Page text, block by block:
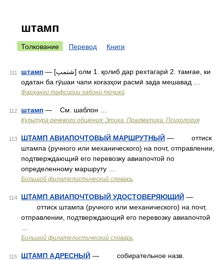
штамп
Толкование Перевод Книги
111 штамп — [شتمپ] олм 1. қолиб дар рехтагарӣ 2. тамғае, ки
одатан ба гӯшаи чапи коғазҳои расмӣ зада мешавад …
Фарҳанги тафсирии забони тоҷикӣ
112 штамп — См. шаблон …
Культура речевого общения: Этика. Прагматика. Психология
113 ШТАМП АВИАПОЧТОВЫЙ МАРШРУТНЫЙ — оттиск
штампа (ручного или механического) на почт, отправлении,
подтверждающий его перевозку авиапочтой по
определенному маршруту …
Большой филателистический словарь
114 ШТАМП АВИАПОЧТОВЫЙ УДОСТОВЕРЯЮЩИЙ —
оттиск штампа (ручного или механического) на почт,
отправлении, подтверждающий его перевозку авиапочтой
Большой филателистический словарь
115 ШТАМП АДРЕСНЫЙ — собирательное назв.